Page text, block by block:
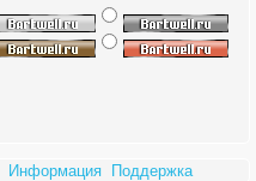
Информация Поддержка